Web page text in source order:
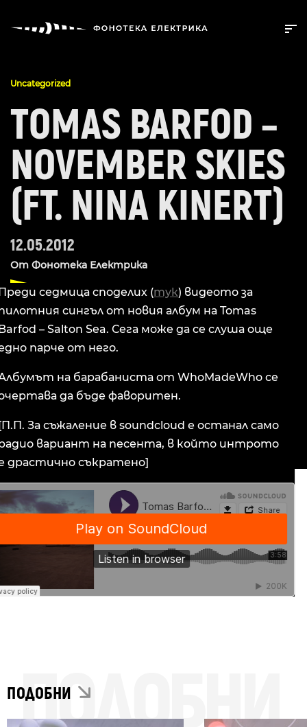
Uncategorized
TOMAS BARFOD –
NOVEMBER SKIES
(FT. NINA KINERT)
12.05.2012
От Фонотека Електрика
седмица споделих (тук) видеото за
сингъл от новия албум на Tomas
– Salton Sea. Сега може да се слуша още
парче от него.
на барабаниста от WhoMadeWho се
да бъде фаворитен.
За съжаление в soundcloud е останал само
вариант на песента, в който интрото
драстично съкратено]
ПОДОБНИ
ПОДОБНИ